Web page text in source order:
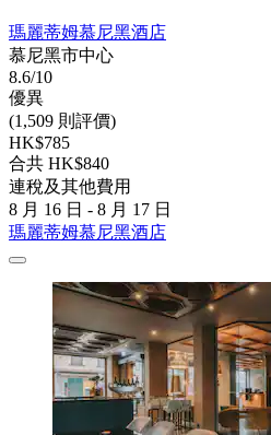
瑪麗蒂姆慕尼黑酒店
慕尼黑市中心
8.6/10
優異
(1,509 則評價)
HK$785
合共 HK$840
連稅及其他費用
8 月 16 日 - 8 月 17 日
瑪麗蒂姆慕尼黑酒店